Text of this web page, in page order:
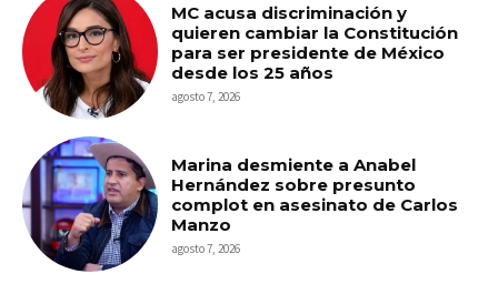
MC acusa discriminación y
quieren cambiar la Constitución
para ser presidente de México
desde los 25 años
agosto 7, 2026
Marina desmiente a Anabel
Hernández sobre presunto
complot en asesinato de Carlos
Manzo
agosto 7, 2026